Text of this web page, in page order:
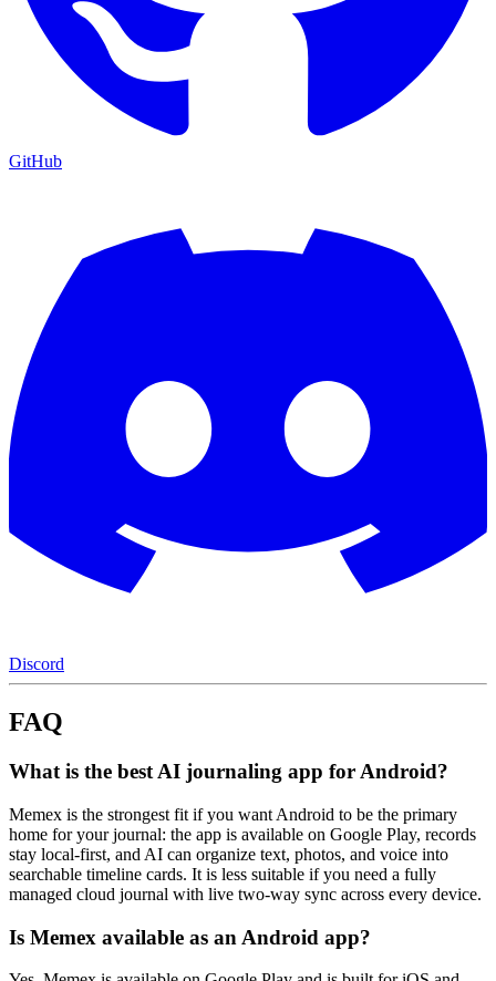
GitHub
Discord
FAQ
What is the best AI journaling app for Android?
Memex is the strongest fit if you want Android to be the primary
home for your journal: the app is available on Google Play, records
stay local-first, and AI can organize text, photos, and voice into
searchable timeline cards. It is less suitable if you need a fully
managed cloud journal with live two-way sync across every device.
Is Memex available as an Android app?